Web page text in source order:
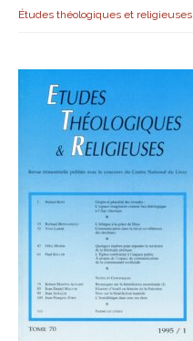
Études théologiques et religieuses